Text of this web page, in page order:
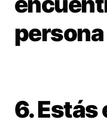
6. Estás